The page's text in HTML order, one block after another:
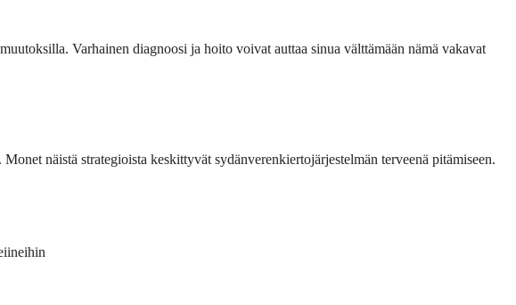
Varhainen diagnoosi ja hoito voivat auttaa sinua välttämään nämä vakavat
näistä strategioista keskittyvät sydän­verenkierto­järjestelmän terveenä pitämiseen.